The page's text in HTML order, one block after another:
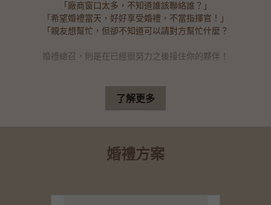
「廠商窗口太多，不知道誰該聯絡誰？」
「希望婚禮當天，好好享受婚禮，不當指揮官！」
「親友想幫忙，但卻不知道可以請對方幫忙什麼？
婚禮總召，則是在已經很努力之後接住你的夥伴！
了解更多
婚禮方案